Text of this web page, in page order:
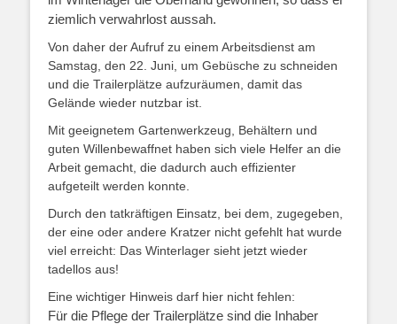
ziemlich verwahrlost aussah.
Von daher der Aufruf zu einem Arbeitsdienst am
Samstag, den 22. Juni, um Gebüsche zu schneiden
und die Trailerplätze aufzuräumen, damit das
Gelände wieder nutzbar ist.
Mit geeignetem Gartenwerkzeug Behältern und
guten Willenbewaffnet haben sich viele Helfer an die
Arbeit gemacht die dadurch auch effizienter
aufgeteilt werden konnte.
Durch den tatkräftigen Einsatz , bei dem , zugegeben,
der eine oder andere Kratzer nicht gefehlt hat wurde
viel erreicht: Das Winterlager sieht jetzt wieder
tadellos aus!
Eine wichtiger Hinweis darf hier nicht fehlen:
Für die Pflege der Trailerplätze sind die Inhaber